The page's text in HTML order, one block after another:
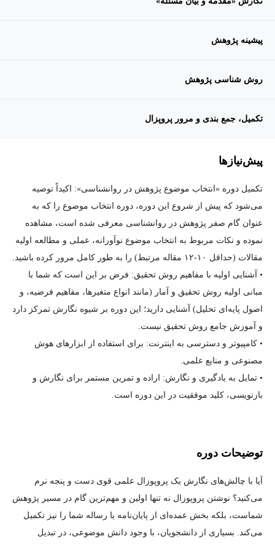
پیشینه پژوهش
روش شناسی پژوهش
تکمیل، جمع بندی و مرور پروپزال
پیش‌نیاز‌ها
تکمیل دوره «انتخاب موضوع پژوهش در روانشناسی»: اکیداً توصیه
می‌شود که پیش از شروع این دوره، دوره انتخاب موضوع را که به
عنوان گام صفر پژوهش در روانشناسی معرفی شده است، مشاهده
نموده و نکات مربوط به انتخاب موضوع نوآورانه، عملی و مطالعه اولیه
مقالات (حداقل ۱۰-۱۲ مقاله مرتبط) را به طور کامل مرور کرده باشید.
• آشنایی اولیه با مفاهیم روش تحقیق: فرض بر این است که شما با
مبانی اولیه روش تحقیق و آمار (مانند انواع متغیرها، مفاهیم فرضیه، و
اصول پایه‌ای تحلیل) آشنایی دارید؛ این دوره بر شیوه نگارش تمرکز دارد
و آموزش جامع روش تحقیق نیست.
• کامپیوتر و دسترسی به اینترنت: برای استفاده از ابزارهای هوش
مصنوعی و منابع علمی.
• تمایل به یادگیری و نگارش: اراده و تمرین مستمر برای نگارش و
بازنویسی، کلید موفقیت در این دوره است.
توضیحات دوره
آیا با چالش‌های نگارش یک پروپوزال علمی قوی دست و پنجه نرم
می‌کنید؟ نوشتن پروپوزال نه تنها اولین و مهم‌ترین گام در مسیر پژوهش
شماست، بلکه بخش عمده‌ای از پایان‌نامه یا رساله شما را نیز تکمیل
می‌کند. بسیاری از دانشجویان، با وجود دانش موضوعی، در تبدیل